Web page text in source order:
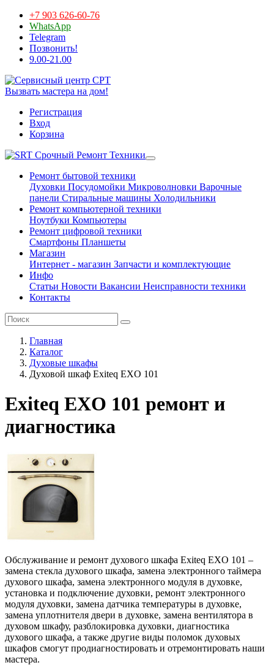
+7 903 626-60-76
WhatsApp
Telegram
Позвонить!
9.00-21.00
Вызвать мастера на дом!
Регистрация
Вход
Корзина
Срочный Ремонт Техники
Ремонт бытовой техники
Духовки Посудомойки Микроволновки Варочные
панели Стиральные машины Холодильники
Ремонт компьютерной техники
Ноутбуки Компьютеры
Ремонт цифровой техники
Смартфоны Планшеты
Магазин
Интернет - магазин Запчасти и комплектующие
Инфо
Статьи Новости Вакансии Неисправности техники
Контакты
Главная
Каталог
Духовые шкафы
Духовой шкаф Exiteq EXO 101
Exiteq EXO 101 ремонт и
диагностика
Обслуживание и ремонт духового шкафа Exiteq EXO 101 –
замена стекла духового шкафа, замена электронного таймера
духового шкафа, замена электронного модуля в духовке,
установка и подключение духовки, ремонт электронного
модуля духовки, замена датчика температуры в духовке,
замена уплотнителя двери в духовке, замена вентилятора в
духовом шкафу, разблокировка духовки, диагностика
духового шкафа, а также другие виды поломок духовых
шкафов смогут продиагностировать и отремонтировать наши
мастера.